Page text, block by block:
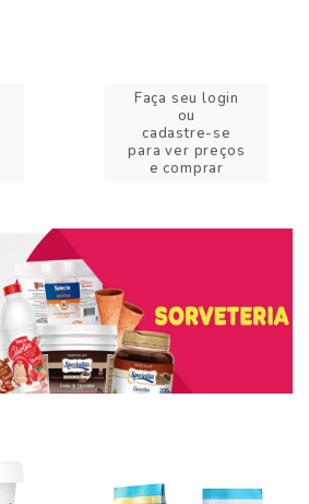
Faça seu login
ou
cadastre-se
para ver preços
e comprar